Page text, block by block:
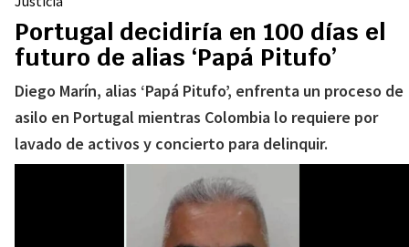
Portugal decidiría en 100 días el
futuro de alias ‘Papá Pitufo’
Diego Marín, alias ‘Papá Pitufo’, enfrenta un proceso de
asilo en Portugal mientras Colombia lo requiere por
lavado de activos y concierto para delinquir.